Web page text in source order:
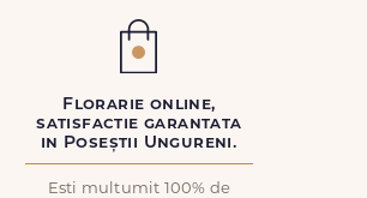
Florarie online,
satisfactie garantata
in Poseștii Ungureni.
Esti multumit 100% de